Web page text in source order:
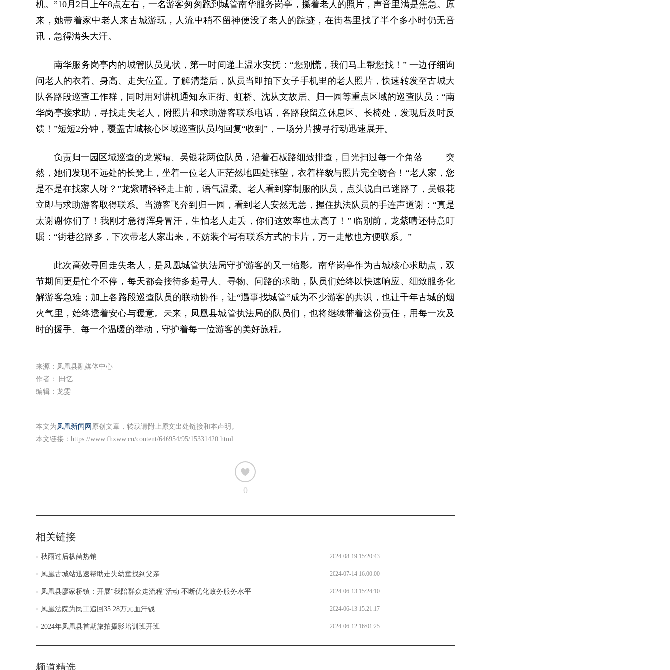
机。”10月2日上午8点左右，一名游客匆匆跑到城管南华服务岗亭，攥着老人的照片，声音里满是焦急。原
来，她带着家中老人来古城游玩，人流中稍不留神便没了老人的踪迹，在街巷里找了半个多小时仍无音
讯，急得满头大汗。
南华服务岗亭内的城管队员见状，第一时间递上温水安抚：“您别慌，我们马上帮您找！” 一边仔细询
问老人的衣着、身高、走失位置。了解清楚后，队员当即拍下女子手机里的老人照片，快速转发至古城大
队各路段巡查工作群，同时用对讲机通知东正街、虹桥、沈从文故居、归一园等重点区域的巡查队员：“南
华岗亭接求助，寻找走失老人，附照片和求助游客联系电话，各路段留意休息区、长椅处，发现后及时反
馈！”短短2分钟，覆盖古城核心区域巡查队员均回复“收到”，一场分片搜寻行动迅速展开。
负责归一园区域巡查的龙紫晴、吴银花两位队员，沿着石板路细致排查，目光扫过每一个角落 —— 突
然，她们发现不远处的长凳上，坐着一位老人正茫然地四处张望，衣着样貌与照片完全吻合！“老人家，您
是不是在找家人呀？”龙紫晴轻轻走上前，语气温柔。老人看到穿制服的队员，点头说自己迷路了，吴银花
立即与求助游客取得联系。当游客飞奔到归一园，看到老人安然无恙，握住执法队员的手连声道谢：“真是
太谢谢你们了！我刚才急得浑身冒汗，生怕老人走丢，你们这效率也太高了！” 临别前，龙紫晴还特意叮
嘱：“街巷岔路多，下次带老人家出来，不妨装个写有联系方式的卡片，万一走散也方便联系。”
此次高效寻回走失老人，是凤凰城管执法局守护游客的又一缩影。南华岗亭作为古城核心求助点，双
节期间更是忙个不停，每天都会接待多起寻人、寻物、问路的求助，队员们始终以快速响应、细致服务化
解游客急难；加上各路段巡查队员的联动协作，让“遇事找城管”成为不少游客的共识，也让千年古城的烟
火气里，始终透着安心与暖意。未来，凤凰县城管执法局的队员们，也将继续带着这份责任，用每一次及
时的援手、每一个温暖的举动，守护着每一位游客的美好旅程。
来源：凤凰县融媒体中心
作者： 田忆
编辑：龙雯
本文为凤凰新闻网 原创文章，转载请附上原文出处链接和本声明。
本文链接： https://www.fhxww.cn/content/646954/95/15331420.html
0
相关链接
秋雨过后枞菌热销 2024-08-19 15:20:43
凤凰古城站迅速帮助走失幼童找到父亲 2024-07-14 16:00:00
凤凰县廖家桥镇：开展“我陪群众走流程”活动 不断优化政务服务水平 2024-06-13 15:24:10
凤凰法院为民工追回35.28万元血汗钱 2024-06-13 15:21:17
2024年凤凰县首期旅拍摄影培训班开班 2024-06-12 16:01:25
频道精选